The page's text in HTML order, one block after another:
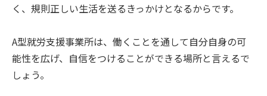
く、規則正しい生活を送るきっかけとなるからです。
A型就労支援事業所は、働くことを通して自分自身の可
能性を広げ、自信をつけることができる場所と言えるで
しょう。